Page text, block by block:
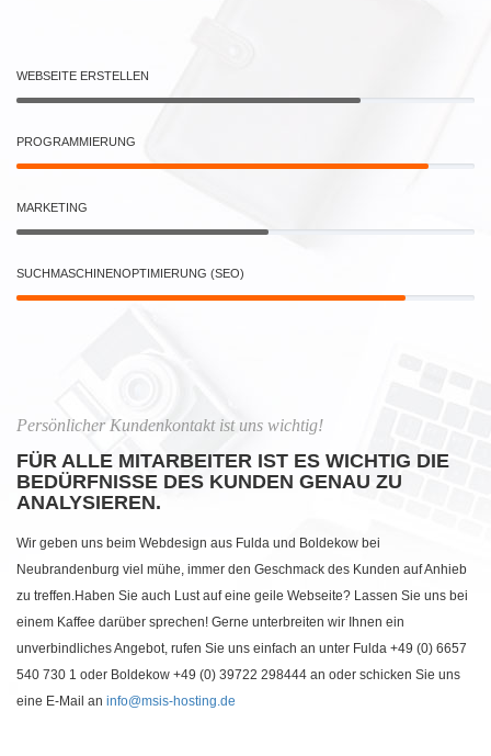
WEBSEITE ERSTELLEN
PROGRAMMIERUNG
MARKETING
SUCHMASCHINENOPTIMIERUNG (SEO)
Persönlicher Kundenkontakt ist uns wichtig!
FÜR ALLE MITARBEITER IST ES WICHTIG DIE
BEDÜRFNISSE DES KUNDEN GENAU ZU
ANALYSIEREN.
Wir geben uns beim Webdesign aus Fulda und Boldekow bei
Neubrandenburg viel mühe, immer den Geschmack des Kunden auf Anhieb
zu treffen.Haben Sie auch Lust auf eine geile Webseite? Lassen Sie uns bei
einem Kaffee darüber sprechen! Gerne unterbreiten wir Ihnen ein
unverbindliches Angebot, rufen Sie uns einfach an unter Fulda +49 (0) 6657
540 730 1 oder Boldekow +49 (0) 39722 298444 an oder schicken Sie uns
eine E-Mail an info@msis-hosting.de